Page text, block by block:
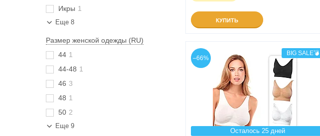
Икры 1
Еще 8
Размер женской одежды (RU)
44 1
44-48 1
46 3
48 1
50 2
Еще 9
КУПИТЬ
BIG SALE💣
–66%
Осталось 25 дней